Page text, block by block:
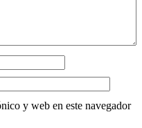
y web en este navegador